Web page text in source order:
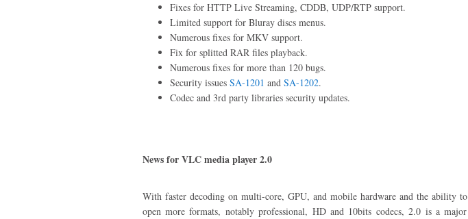
Fixes for HTTP Live Streaming, CDDB, UDP/RTP support.
Limited support for Bluray discs menus.
Numerous fixes for MKV support.
Fix for splitted RAR files playback.
Numerous fixes for more than 120 bugs.
Security issues SA-1201 and SA-1202.
Codec and 3rd party libraries security updates.
News for VLC media player 2.0
With faster decoding on multi-core, GPU, and mobile hardware and the ability to
open more formats, notably professional, HD and 10bits codecs, 2.0 is a major